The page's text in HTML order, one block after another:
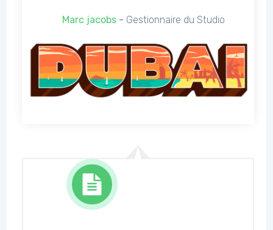
Marc jacobs- Gestionnaire du Studio